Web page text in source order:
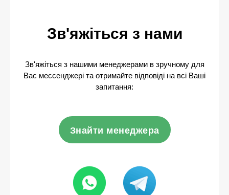
Зв'яжіться з нами
Зв'яжіться з нашими менеджерами в зручному для
Вас мессенджері та отримайте відповіді на всі Ваші
запитання:
Знайти менеджера